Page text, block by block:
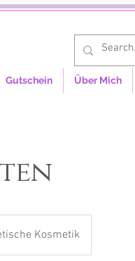
Gutschein Über Mich
Kosmetik